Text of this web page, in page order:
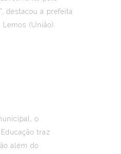
destacou a prefeita
(União).
o
traz
além do